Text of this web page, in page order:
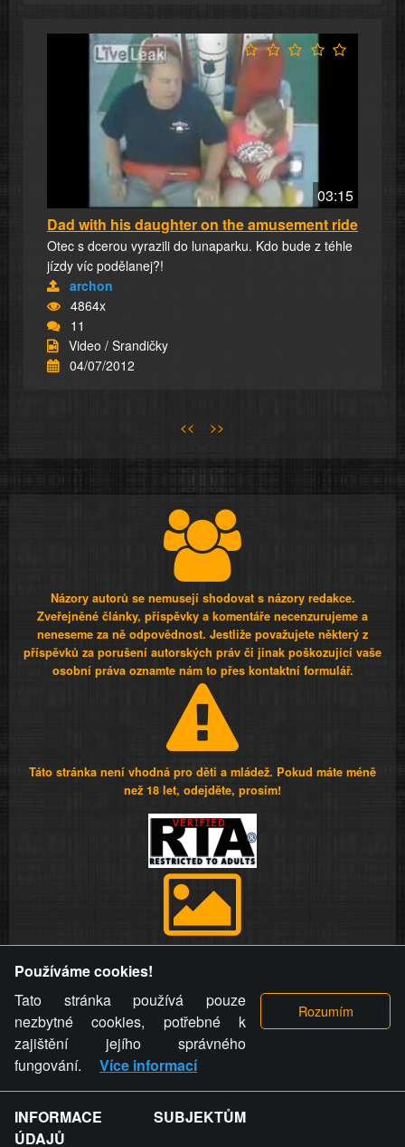
03:15
Dad with his daughter on the amusement ride
Otec s dcerou vyrazili do lunaparku. Kdo bude z téhle
jízdy víc podělanej?!
archon
4864x
11
Video / Srandičky
04/07/2012
<< >>
Názory autorů se nemusejí shodovat s názory redakce.
Zveřejněné články, příspěvky a komentáře necenzurujeme a
neneseme za ně odpovědnost. Jestliže považujete některý z
příspěvků za porušení autorských práv či jinak poškozující vaše
osobní práva oznamte nám to přes kontaktní formulář.
Táto stránka není vhodná pro děti a mládež. Pokud máte méně
než 18 let, odejděte, prosím!
videa a komentáře. Osoba, které se toto opatření provozovatele
stránky týče, ani osoba, která umístila fotografii nebo video na
stránku, nemůže z důvodu odstranění fotografie, videa nebo
komentáře pro výše uvedenou okolnost uplatnit vůči
provozovateli stránky žádný nárok na náhradu škody nebo
nemajetkové újmy.
ZVRÁCENÝ.CZ - Svět není zvrácenej. To jen
Používáme cookies!
Tato stránka používá pouze
nezbytné cookies, potřebné k
zajištění jejího správného
fungování.
Více informací
INFORMACE SUBJEKTŮM
ÚDAJŮ